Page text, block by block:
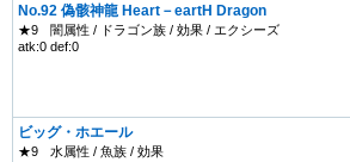
No.92 偽骸神龍 Heart－eartH Dragon
★9
闇属性 / ドラゴン族 / 効果 / エクシーズ
atk:0 def:0
ビッグ・ホエール
★9
水属性 / 魚族 / 効果